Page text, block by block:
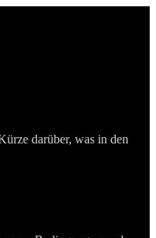
darüber, was in den